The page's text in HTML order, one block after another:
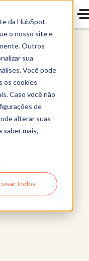
da HubSpot.
o nosso site e
Outros
sua
Você pode
os cookies
Caso você não
de
alterar suas
saber mais,
todos